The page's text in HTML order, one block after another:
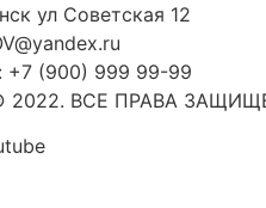
ул Советская 12
+7 (900) 999 99-99
© 2022. ВСЕ ПРАВА